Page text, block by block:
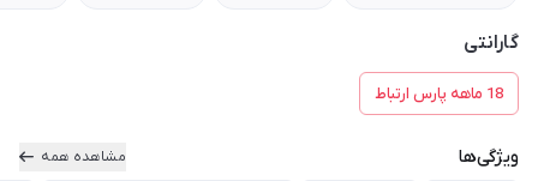
گارانتی
18 ماهه پارس ارتباط
ویژگی‌ها مشاهده همه